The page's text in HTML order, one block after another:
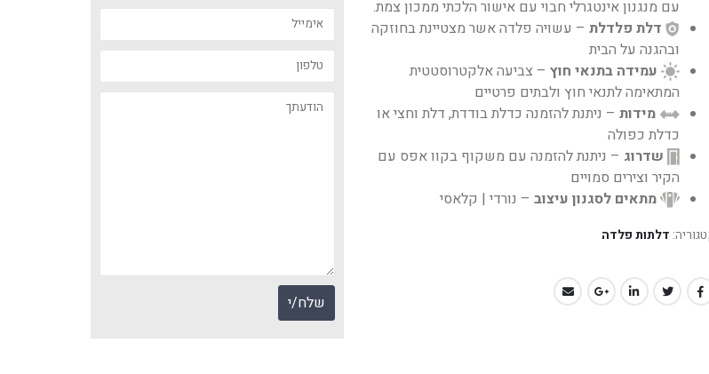
עם מנגנון אינטגרלי חבוי עם אישור הלכתי ממכון צמת.
דלת פלדלת – עשויה פלדה אשר מצטיינת בחוזקה
ובהגנה על הבית
עמידה בתנאי חוץ – צביעה אלקטרוסטטית
המתאימה לתנאי חוץ ולבתים פרטיים
מידות – ניתנת להזמנה כדלת בודדת, דלת וחצי או
כדלת כפולה
שדרוג – ניתנת להזמנה עם משקוף בקוו אפס עם
הקיר וצירים סמויים
מתאים לסגנון עיצוב – נורדי | קלאסי
דלתות פלדה